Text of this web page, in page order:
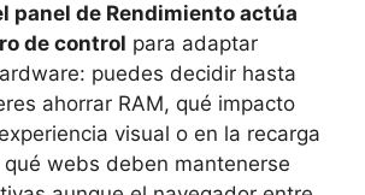
panel de Rendimiento actúa
de control para adaptar
puedes decidir hasta
ahorrar RAM, qué impacto
visual o en la recarga
webs deben mantenerse